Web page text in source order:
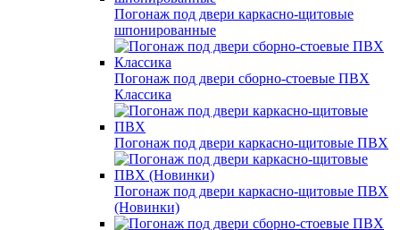
Погонаж под двери каркасно-щитовые
шпонированные
Погонаж под двери сборно-стоевые ПВХ
Классика
Погонаж под двери каркасно-щитовые ПВХ
Погонаж под двери каркасно-щитовые ПВХ
(Новинки)